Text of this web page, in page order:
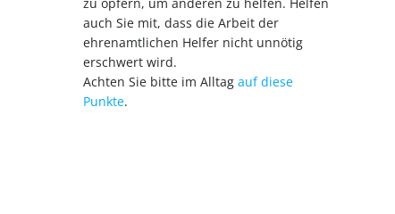
auch Sie mit, dass die Arbeit der
ehrenamtlichen Helfer nicht unnötig
erschwert wird.
Achten Sie bitte im Alltag auf diese
Punkte.